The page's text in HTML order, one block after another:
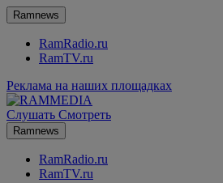
Ramnews
RamRadio.ru
RamTV.ru
Реклама на наших площадках
Слушать Смотреть
Ramnews
RamRadio.ru
RamTV.ru